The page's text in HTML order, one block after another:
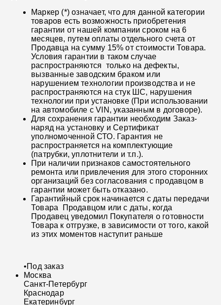
Маркер (*) означает, что для данной категории
товаров есть возможность приобретения
гарантии от нашей компании сроком на 6
месяцев, путем оплаты отдельного счета от
Продавца на сумму 15% от стоимости Товара.
Условия гарантии в таком случае
распространяются только на дефекты,
вызванные заводским браком или
нарушением технологии производства и не
распространяются на стук ШС, нарушения
технологии при установке (При использовании
на автомобиле с VIN, указанным в договоре).
Для сохранения гарантии необходим Заказ-
наряд на установку и Сертификат
уполномоченной СТО. Гарантия не
распространяется на комплектующие
(патрубки, уплотнители и т.п.).
При наличии признаков самостоятельного
ремонта или привлечения для этого сторонних
организаций без согласования с продавцом в
гарантии может быть отказано.
Гарантийный срок начинается с даты передачи
Товара Продавцом или с даты, когда
Продавец уведомил Покупателя о готовности
Товара к отгрузке, в зависимости от того, какой
из этих моментов наступит раньше
•Под заказ
Москва
Санкт-Петербург
Краснодар
Екатеринбург